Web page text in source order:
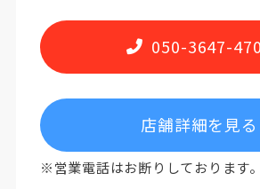
050-3647-
店舗詳細を見る
※営業電話はお断りしております。